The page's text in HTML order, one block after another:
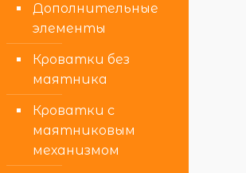
Дополнительные
элементы
Кроватки без
маятника
Кроватки с
маятниковым
механизмом